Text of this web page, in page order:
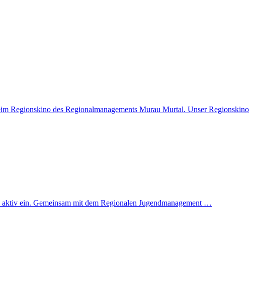
Regionskino des Regionalmanagements Murau Murtal. Unser Regionskino
ein. Gemeinsam mit dem Regionalen Jugendmanagement …